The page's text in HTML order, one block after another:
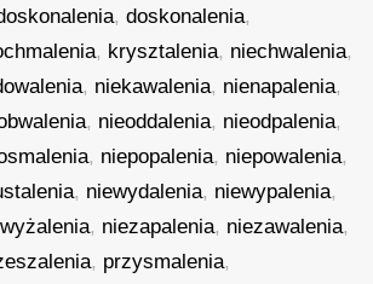
,doskonalenia,
, krysztalenia, niechwalenia,
, niekawalenia, nienapalenia,
, nieoddalenia, nieodpalenia,
, niepopalenia, niepowalenia,
, niewydalenia, niewypalenia,
, niezapalenia, niezawalenia,
, przysmalenia,